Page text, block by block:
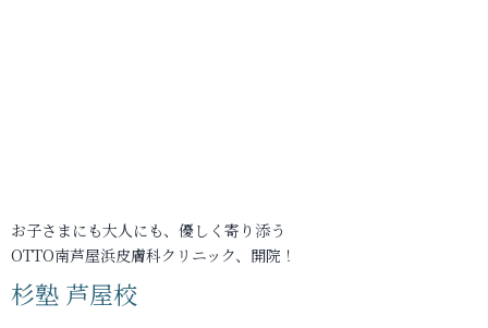
お子さまにも大人にも、優しく寄り添う
OTTO南芦屋浜皮膚科クリニック、開院！
杉塾 芦屋校